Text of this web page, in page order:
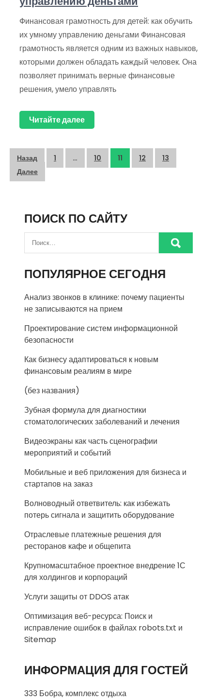
Финансовая грамотность для детей: как обучить
их умному управлению деньгами Финансовая
грамотность является одним из важных навыков,
которыми должен обладать каждый человек. Она
позволяет принимать верные финансовые
решения, умело управлять
Читайте далее
Пагинация
записей
Назад 1 … 10 11 12
13
Далее
ПОИСК ПО САЙТУ
ПОПУЛЯРНОЕ СЕГОДНЯ
Анализ звонков в клинике: почему пациенты
не записываются на прием
Проектирование систем информационной
безопасности
Как бизнесу адаптироваться к новым
финансовым реалиям в мире
(без названия)
Зубная формула для диагностики
стоматологических заболеваний и лечения
Видеоэкраны как часть сценографии
мероприятий и событий
Мобильные и веб приложения для бизнеса и
стартапов на заказ
Волноводный ответвитель: как избежать
потерь сигнала и защитить оборудование
Отраслевые платежные решения для
ресторанов кафе и общепита
Крупномасштабное проектное внедрение 1С
для холдингов и корпораций
Услуги защиты от DDOS атак
Оптимизация веб-ресурса: Поиск и
исправление ошибок в файлах robots.txt и
Sitemap
ИНФОРМАЦИЯ ДЛЯ ГОСТЕЙ
333 Бобра, комплекс отдыха